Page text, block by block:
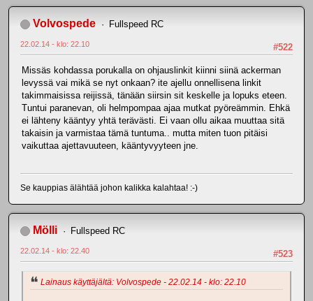
Volvospede Fullspeed RC
#522
22.02.14 - klo: 22.10
Missäs kohdassa porukalla on ohjauslinkit kiinni siinä ackerman
levyssä vai mikä se nyt onkaan? ite ajellu onnellisena linkit
takimmaisissa reijissä, tänään siirsin sit keskelle ja lopuks eteen.
Tuntui paranevan, oli helmpompaa ajaa mutkat pyöreämmin. Ehkä
ei lähteny kääntyy yhtä terävästi. Ei vaan ollu aikaa muuttaa sitä
takaisin ja varmistaa tämä tuntuma.. mutta miten tuon pitäisi
vaikuttaa ajettavuuteen, kääntyvyyteen jne.
Se kauppias älähtää johon kalikka kalahtaa! :-)
Mölli Fullspeed RC
#523
22.02.14 - klo: 22.40
Lainaus käyttäjältä: Volvospede - 22.02.14 - klo: 22.10